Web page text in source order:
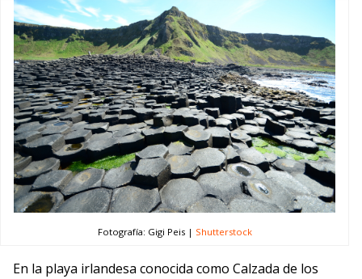
Fotografía: Gigi Peis | Shutterstock
En la playa irlandesa conocida como Calzada de los